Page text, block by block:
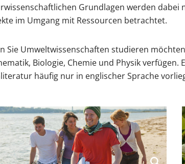
Grundlagen werden
im Umgang mit Ressourcen betrachtet.
Sie Umweltwissenschaften studieren
Biologie, Chemie und Physik
häufig nur in englischer Sprache